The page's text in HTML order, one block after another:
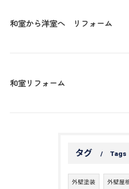
和室から洋室へ リフォーム
和室リフォーム
タグ Tags
外壁塗装 外壁屋